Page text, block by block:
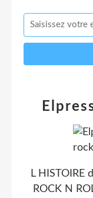
L HISTOIRE
ROCK N